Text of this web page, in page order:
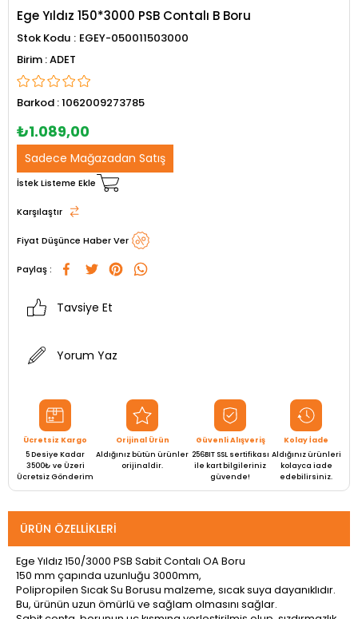
Ege Yıldız 150*3000 PSB Contalı B Boru
Stok Kodu
EGEY-050011503000
ADET
Barkod :1062009273785
₺1.089,00
Sadece Mağazadan Satış
İstek Listeme Ekle
Karşılaştır
Fiyat Düşünce Haber Ver
Paylaş :
Tavsiye Et
Yorum Yaz
Ücretsiz Kargo
5 Desiye Kadar
3500₺ ve Üzeri
Ücretsiz Gönderim
Orijinal Ürün
Aldığınız bütün ürünler
orijinaldir.
Güvenli Alışveriş
256BIT SSL sertifikası
ile kart bilgileriniz
güvende!
Kolay İade
Aldığınız ürünleri
kolayca iade
edebilirsiniz.
ÜRÜN ÖZELLIKLERI
Ege Yıldız 150/3000 PSB Sabit Contalı OA Boru
150 mm çapında uzunluğu 3000mm,
Polipropilen Sıcak Su Borusu malzeme, sıcak suya dayanıklıdır.
Bu, ürünün uzun ömürlü ve sağlam olmasını sağlar.